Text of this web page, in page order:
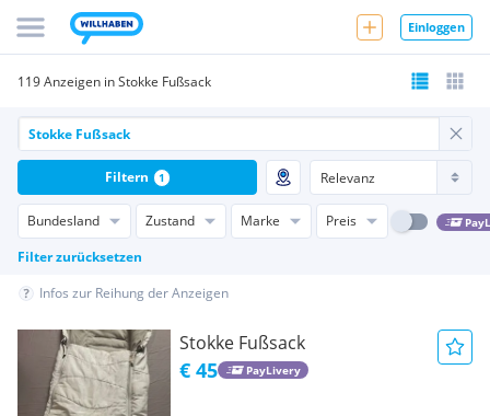
Einloggen
119 Anzeigen in Stokke Fußsack
Bundesland Zustand Marke Preis
Filter zurücksetzen
Filtern 1
Infos zur Reihung der Anzeigen
Stokke Fußsack
€ 45 PayLivery